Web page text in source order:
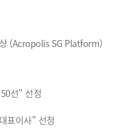
(Acropolis SG Platform)
선" 선정
표이사" 선정